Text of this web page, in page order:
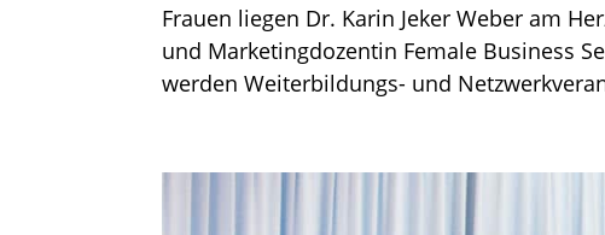
Frauen liegen Dr. Karin Jeker Weber am
und Marketingdozentin Female Business
werden Weiterbildungs- und